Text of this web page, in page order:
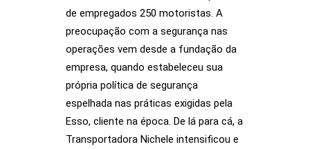
de empregados 250 motoristas. A
preocupação com a segurança nas
operações vem desde a fundação da
empresa, quando estabeleceu sua
própria política de segurança
espelhada nas práticas exigidas pela
Esso, cliente na época. De lá para cá, a
Transportadora Nichele intensificou e